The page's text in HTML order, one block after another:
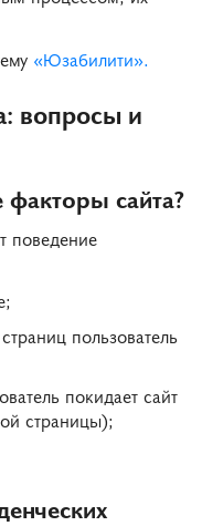
«Юзабилити».
вопросы и
факторы сайта?
поведение
пользователь
покидает сайт
страницы);